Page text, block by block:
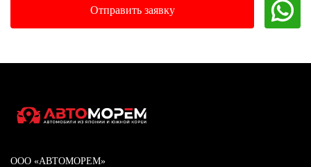
ООО «АВТОМОРЕМ»